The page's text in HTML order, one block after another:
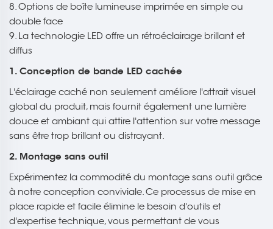
8. Options de boîte lumineuse imprimée en simple ou
double face
9. La technologie LED offre un rétroéclairage brillant et
diffus
1. Conception de bande LED cachée
L'éclairage caché non seulement améliore l'attrait visuel
global du produit, mais fournit également une lumière
douce et ambiant qui attire l'attention sur votre message
sans être trop brillant ou distrayant.
2. Montage sans outil
Expérimentez la commodité du montage sans outil grâce
à notre conception conviviale. Ce processus de mise en
place rapide et facile élimine le besoin d'outils et
d'expertise technique, vous permettant de vous